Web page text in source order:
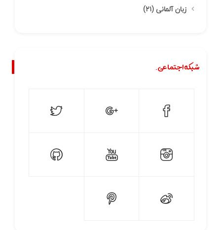
زبان آلمانی (۲۱)
شبکه اجتماعی.